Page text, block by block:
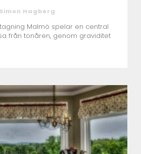
Simon Hagberg
Malmö spelar en central
från tonåren, genom graviditet